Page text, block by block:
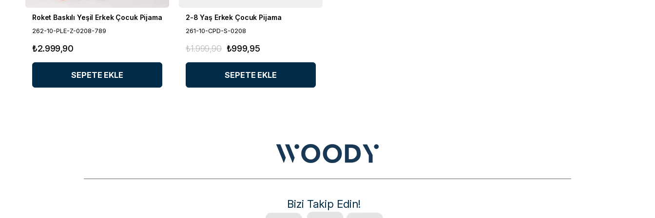
Roket Baskılı Yeşil Erkek Çocuk Pijama
262-10-PLE-Z-0208-789
₺2.999,90
SEPETE EKLE
2-8 Yaş Erkek Çocuk Pijama
261-10-CPD-S-0208
₺999,95
₺1.999,90
SEPETE EKLE
Bizi Takip Edin!